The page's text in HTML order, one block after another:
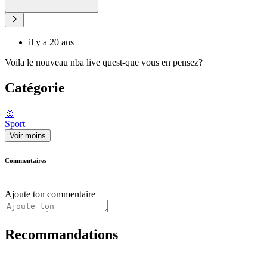
il y a 20 ans
Voila le nouveau nba live quest-que vous en pensez?
Catégorie
🥇
Sport
Voir moins
Commentaires
Ajoute ton commentaire
Recommandations